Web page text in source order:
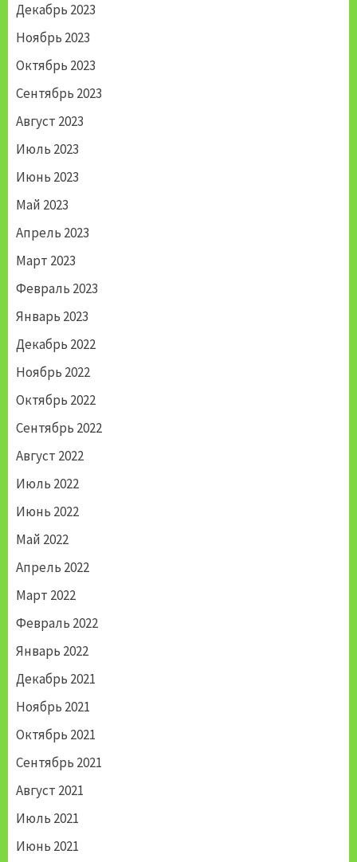
Декабрь 2023
Ноябрь 2023
Октябрь 2023
Сентябрь 2023
Август 2023
Июль 2023
Июнь 2023
Май 2023
Апрель 2023
Март 2023
Февраль 2023
Январь 2023
Декабрь 2022
Ноябрь 2022
Октябрь 2022
Сентябрь 2022
Август 2022
Июль 2022
Июнь 2022
Май 2022
Апрель 2022
Март 2022
Февраль 2022
Январь 2022
Декабрь 2021
Ноябрь 2021
Октябрь 2021
Сентябрь 2021
Август 2021
Июль 2021
Июнь 2021